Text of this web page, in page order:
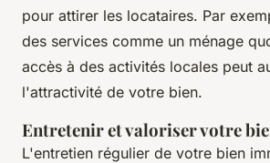
pour attirer les locataires. Par
des services comme un ménage
accès à des activités locales peut
l'attractivité de votre bien.
Entretenir et valoriser votre
L'entretien régulier de votre bien